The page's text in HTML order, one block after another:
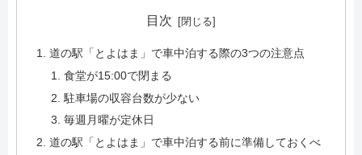
目次
道の駅「とよはま」で車中泊する際の3つの注意点
食堂が15:00で閉まる
駐車場の収容台数が少ない
毎週月曜が定休日
道の駅「とよはま」で車中泊する前に準備しておくべ